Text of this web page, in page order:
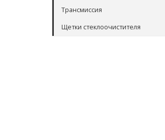
Трансмиссия
Щетки стеклоочистителя